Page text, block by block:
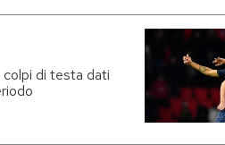
colpi di testa dati